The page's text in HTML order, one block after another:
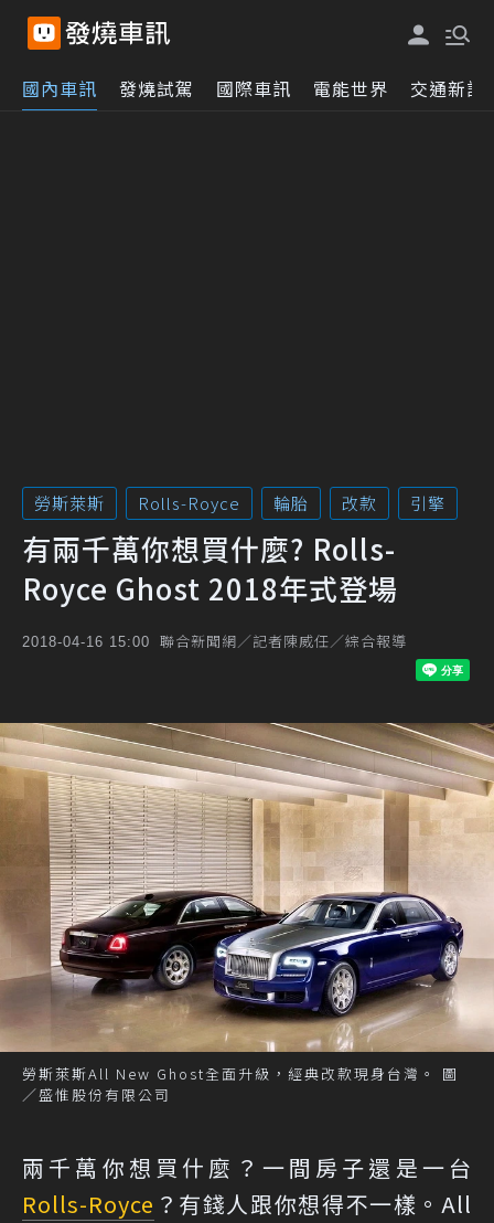
國內車訊 發燒試駕 國際車訊 電能世界 交通新訊
勞斯萊斯 Rolls-Royce 輪胎 改款 引擎
有兩千萬你想買什麼? Rolls-
Royce Ghost 2018年式登場
2018-04-16 15:00 聯合新聞網／記者陳威任／綜合報導
勞斯萊斯All New Ghost全面升級，經典改款現身台灣。 圖
／盛惟股份有限公司
兩千萬你想買什麼？一間房子還是一台
Rolls-Royce ？有錢人跟你想得不一樣。All